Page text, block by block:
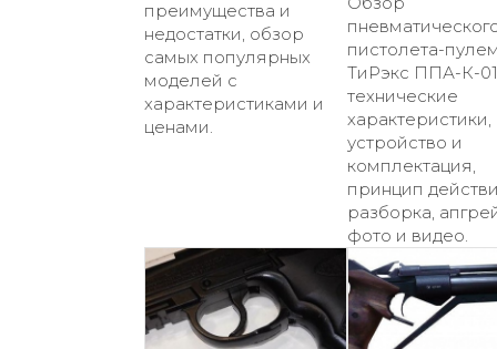
преимущества и
недостатки, обзор
самых популярных
моделей с
характеристиками и
ценами.
пистолета-
ТиРэкс ППА-К-
технические
характеристики,
устройство и
комплектация,
принцип
разборка,
фото и видео.